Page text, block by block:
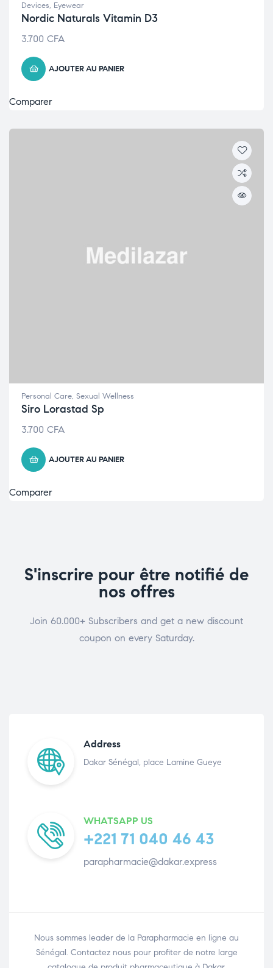
Devices, Eyewear
Nordic Naturals Vitamin D3
3.700 CFA
AJOUTER AU PANIER
Comparer
Personal Care, Sexual Wellness
Siro Lorastad Sp
3.700 CFA
AJOUTER AU PANIER
Comparer
S'inscrire pour être notifié de
nos offres
Join 60.000+ Subscribers and get a new discount
coupon on every Saturday.
Address
Dakar Sénégal, place Lamine Gueye
WHATSAPP US
+221 71 040 46 43
parapharmacie@dakar.express
Nous sommes leader de la Parapharmacie en ligne au
Sénégal. Contactez nous pour profiter de notre large